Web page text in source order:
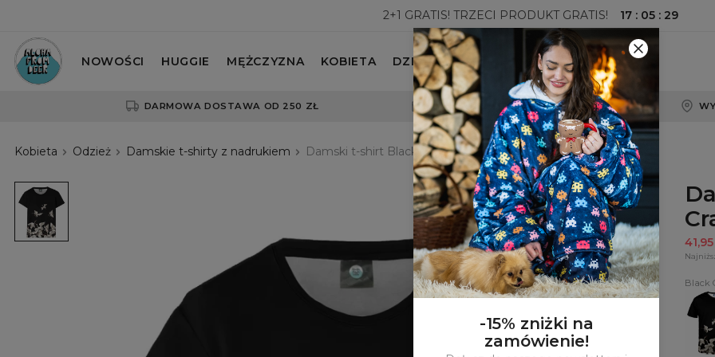
2+1 GRATIS! TRZECI PRODUKT GRATIS! 17 : 05 : 27
NOWOŚCI HUGGIE MĘŻCZYZNA KOBIETA DZIECKO
DARMOWA DOSTAWA OD 250 ZŁ 100-DNIOWE PRAWO ZWROTU
Kobieta Odzież Damskie t-shirty z nadrukiem Damski t-shirt Black Cranes
Damski
t-
shirt
Black
Cranes
Black
T-
shirt
Black
-15% zniżki na
zamówienie!